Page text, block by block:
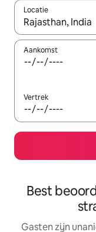
Locatie
Wanneer er
Aankomst
Vertrek
Best
Gasten zijn